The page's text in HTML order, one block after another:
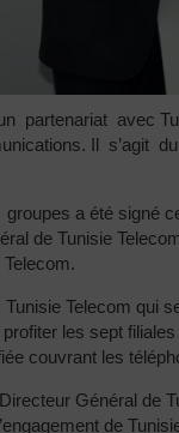
partenariat avec
Il s’agit
a été signé
de Tunisie
Telecom qui
les sept
couvrant les
Général de
de